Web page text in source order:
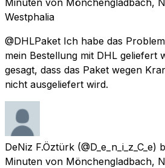
Westphalia
@DHLPaket Ich habe das
mein Bestellung mit DHL geliefert
gesagt, dass das Paket wegen
nicht ausgeliefert wird.
DeNiz F.Öztürk (@D_e_n_i_z_C_e)
Minuten von Mönchengladbach,